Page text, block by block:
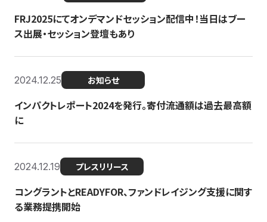
FRJ2025にてオンデマンドセッション配信中！当日はブー
ス出展・セッション登壇もあり
2024.12.25 お知らせ
インパクトレポート2024を発行。寄付流通額は過去最高額
に
2024.12.19 プレスリリース
コングラントとREADYFOR、ファンドレイジング支援に関す
る業務提携開始